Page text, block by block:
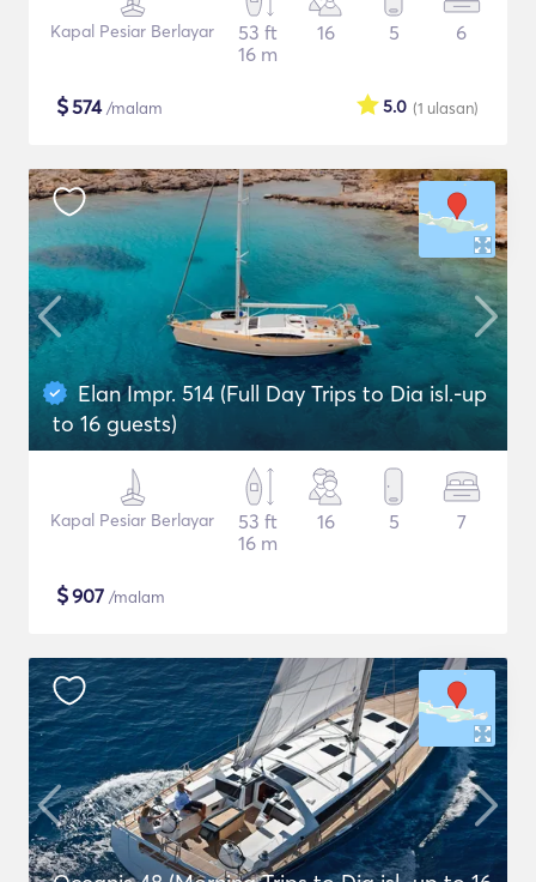
Kapal Pesiar Berlayar
53 ft
16 m
16 5 6
$574/malam (1 ulasan)
5.0
Elan Impr. 514 (Full Day Trips to Dia isl.-up
to 16 guests)
Kapal Pesiar Berlayar
53 ft
16 m
16 5 7
$907 /malam